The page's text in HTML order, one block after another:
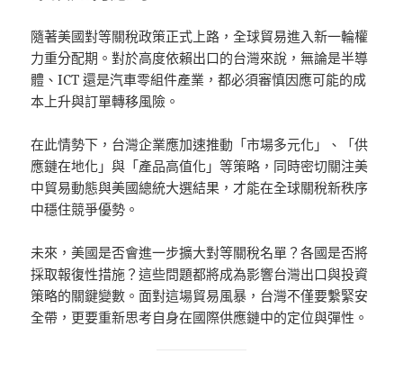
隨著美國對等關稅政策正式上路，全球貿易進入新一輪權
力重分配期。對於高度依賴出口的台灣來說，無論是半導
體、ICT 還是汽車零組件產業，都必須審慎因應可能的成
本上升與訂單轉移風險。
在此情勢下，台灣企業應加速推動「市場多元化」、「供
應鏈在地化」與「產品高值化」等策略，同時密切關注美
中貿易動態與美國總統大選結果，才能在全球關稅新秩序
中穩住競爭優勢。
未來，美國是否會進一步擴大對等關稅名單？各國是否將
採取報復性措施？這些問題都將成為影響台灣出口與投資
策略的關鍵變數。面對這場貿易風暴，台灣不僅要繫緊安
全帶，更要重新思考自身在國際供應鏈中的定位與彈性。